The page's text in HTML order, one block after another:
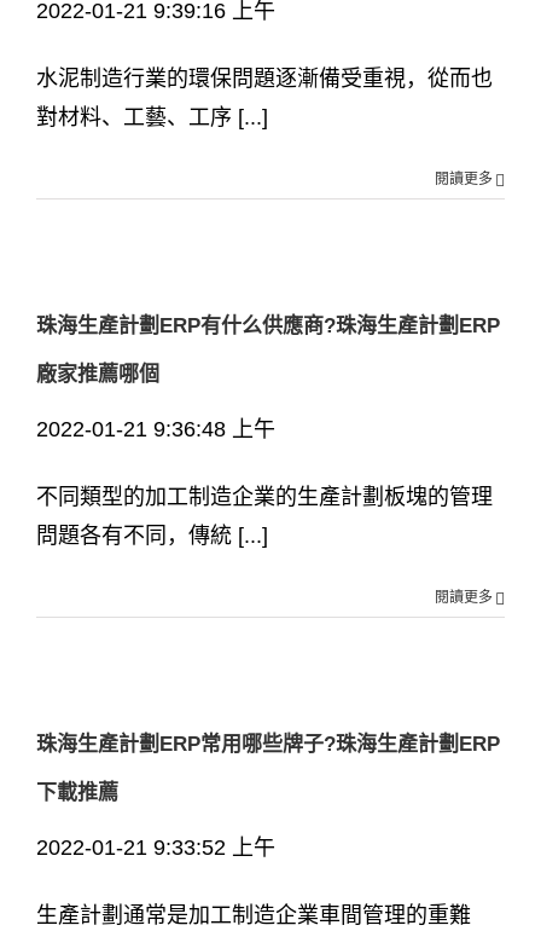
2022-01-21 9:39:16 上午
水泥制造行業的環保問題逐漸備受重視，從而也
對材料、工藝、工序 [...]
閱讀更多
珠海生產計劃ERP有什么供應商?珠海生產計劃ERP
廠家推薦哪個
2022-01-21 9:36:48 上午
不同類型的加工制造企業的生產計劃板塊的管理
問題各有不同，傳統 [...]
閱讀更多
珠海生產計劃ERP常用哪些牌子?珠海生產計劃ERP
下載推薦
2022-01-21 9:33:52 上午
生產計劃通常是加工制造企業車間管理的重難